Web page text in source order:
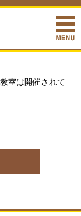
室は開催されて